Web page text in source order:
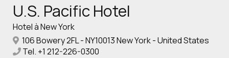
U.S. Pacific Hotel
Hotel à New York
106 Bowery 2FL - NY10013 New York - United States
Tel. +1 212-226-0300